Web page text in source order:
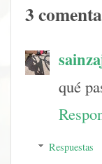
3
qué
Respuestas